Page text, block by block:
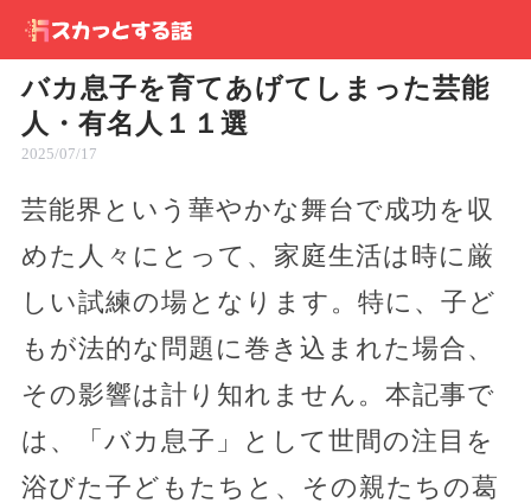
バカ息子を育てあげてしまった芸能
人・有名人１１選
2025/07/17
芸能界という華やかな舞台で成功を収
めた人々にとって、家庭生活は時に厳
しい試練の場となります。特に、子ど
もが法的な問題に巻き込まれた場合、
その影響は計り知れません。本記事で
は、「バカ息子」として世間の注目を
浴びた子どもたちと、その親たちの葛